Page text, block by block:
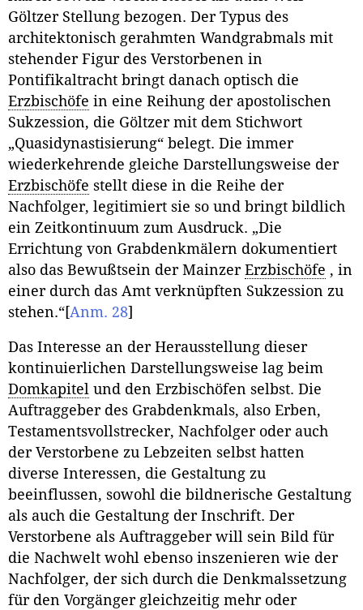
Göltzer Stellung bezogen. Der Typus des
architektonisch gerahmten Wandgrabmals mit
stehender Figur des Verstorbenen in
Pontifikaltracht bringt danach optisch die
Erzbischöfe in eine Reihung der apostolischen
Sukzession, die Göltzer mit dem Stichwort
„Quasidynastisierung“ belegt. Die immer
wiederkehrende gleiche Darstellungsweise der
Erzbischöfe stellt diese in die Reihe der
Nachfolger, legitimiert sie so und bringt bildlich
ein Zeitkontinuum zum Ausdruck. „Die
Errichtung von Grabdenkmälern dokumentiert
also das Bewußtsein der Mainzer Erzbischöfe , in
einer durch das Amt verknüpften Sukzession zu
stehen.“[Anm. 28]
Das Interesse an der Herausstellung dieser
kontinuierlichen Darstellungsweise lag beim
Domkapitel und den Erzbischöfen selbst. Die
Auftraggeber des Grabdenkmals, also Erben,
Testamentsvollstrecker, Nachfolger oder auch
der Verstorbene zu Lebzeiten selbst hatten
diverse Interessen, die Gestaltung zu
beeinflussen, sowohl die bildnerische Gestaltung
als auch die Gestaltung der Inschrift. Der
Verstorbene als Auftraggeber will sein Bild für
die Nachwelt wohl ebenso inszenieren wie der
Nachfolger, der sich durch die Denkmalssetzung
für den Vorgänger gleichzeitig mehr oder